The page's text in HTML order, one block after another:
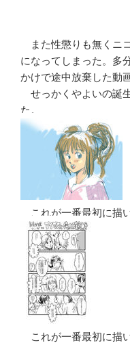
また性懲りも無くニ
になってしまった。多
かけで途中放棄した動
せっかくやよいの誕
た。
これが一番最初に描
これが一番最初に描